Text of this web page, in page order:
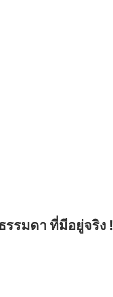
รมดา ที่มีอยู่จริง !